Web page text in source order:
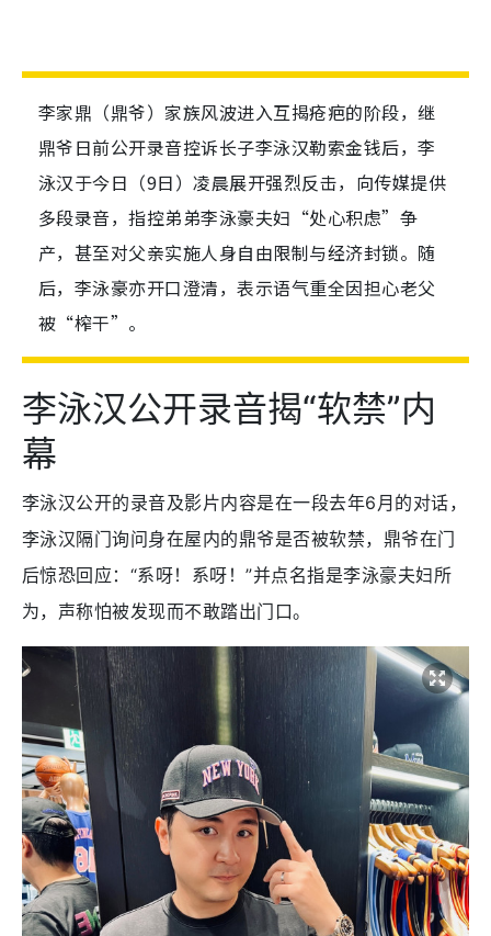
李家鼎（鼎爷）家族风波进入互揭疮疤的阶段，继
鼎爷日前公开录音控诉长子李泳汉勒索金钱后，李
泳汉于今日（9日）凌晨展开强烈反击，向传媒提供
多段录音，指控弟弟李泳豪夫妇“处心积虑”争
产，甚至对父亲实施人身自由限制与经济封锁。随
后，李泳豪亦开口澄清，表示语气重全因担心老父
被“榨干”。
李泳汉公开录音揭“软禁”内
幕
李泳汉公开的录音及影片内容是在一段去年6月的对话，
李泳汉隔门询问身在屋内的鼎爷是否被软禁，鼎爷在门
后惊恐回应：“系呀！系呀！”并点名指是李泳豪夫妇所
为，声称怕被发现而不敢踏出门口。